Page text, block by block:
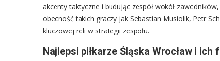
akcenty taktyczne i budując zespół wokół
obecność takich graczy jak Sebastian Musiolik, Petr
kluczowej roli w strategii zespołu.
Najlepsi piłkarze Śląska Wrocław i ich